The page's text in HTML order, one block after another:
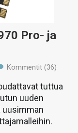
Pro- ja
Kommentit (36)
tuttua
uuden
uusimman